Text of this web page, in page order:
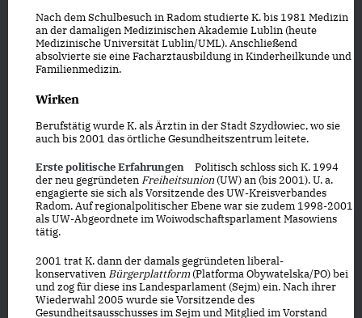
Nach dem Schulbesuch in Radom studierte K. bis 1981Medizin
an der damaligen Medizinischen Akademie Lublin(heute
Medizinische Universität Lublin/UML). Anschließend
absolvierte sie eineFacharztausbildung in Kinderheilkunde und
Familienmedizin.
Wirken
Berufstätig wurde K. als Ärztin in der Stadt Szydłowiec, wo sie
auch bis 2001 das örtlicheGesundheitszentrumleitete.
Erste politische Erfahrungen
Politisch schloss sich K. 1994
der neu gegründetenFreiheitsunion(UW)an (bis 2001). U. a.
engagierte sie sich als Vorsitzende des UW-Kreisverbandes
Radom. Auf regionalpolitischer Ebene war sie zudem 1998-2001
alsUW-Abgeordnete im Woiwodschaftsparlament Masowiens
tätig.
2001 trat K. dann der damals gegründeten liberal-
konservativenBürgerplattform(Platforma Obywatelska/PO)bei
und zog für diese insLandesparlament(Sejm) ein. Nach ihrer
Wiederwahl 2005 wurde sie Vorsitzende des
Gesundheitsausschusses im Sejm und Mitglied im Vorstand